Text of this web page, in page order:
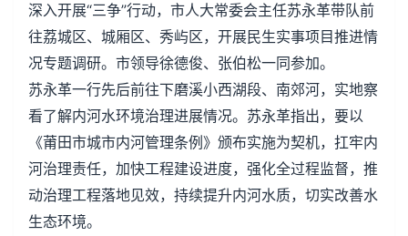
深入开展“三争”行动，市人大常委会主任苏永革带队前
往荔城区、城厢区、秀屿区，开展民生实事项目推进情
况专题调研。市领导徐德俊、张伯松一同参加。
苏永革一行先后前往下磨溪小西湖段、南郊河，实地察
看了解内河水环境治理进展情况。苏永革指出，要以
《莆田市城市内河管理条例》颁布实施为契机，扛牢内
河治理责任，加快工程建设进度，强化全过程监督，推
动治理工程落地见效，持续提升内河水质，切实改善水
生态环境。